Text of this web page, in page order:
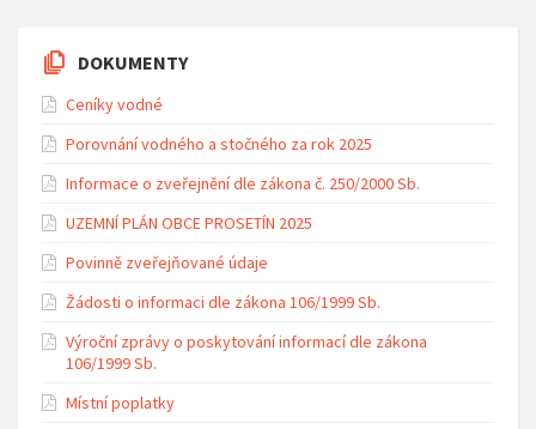
DOKUMENTY
Ceníky vodné
Porovnání vodného a stočného za rok 2025
Informace o zveřejnění dle zákona č. 250/2000 Sb.
UZEMNÍ PLÁN OBCE PROSETÍN 2025
Povinně zveřejňované údaje
Žádosti o informaci dle zákona 106/1999 Sb.
Výroční zprávy o poskytování informací dle zákona
106/1999 Sb.
Místní poplatky